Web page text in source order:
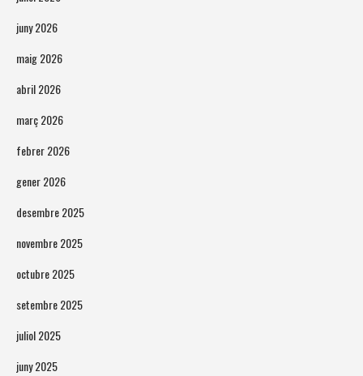
juny 2026
maig 2026
abril 2026
març 2026
febrer 2026
gener 2026
desembre 2025
novembre 2025
octubre 2025
setembre 2025
juliol 2025
juny 2025